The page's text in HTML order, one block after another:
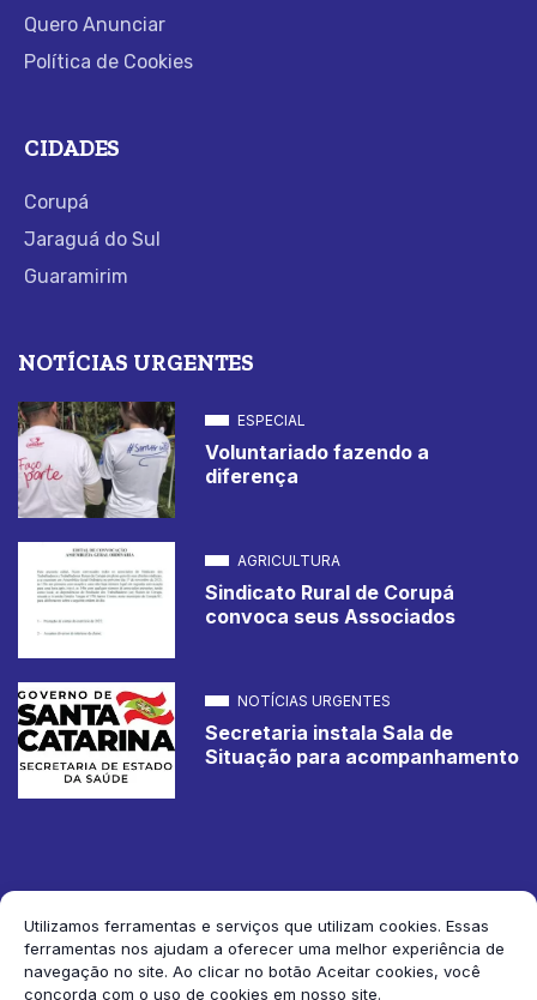
Utilizamos ferramentas e serviços que utilizam cookies. Essas
ferramentas nos ajudam a oferecer uma melhor experiência de
navegação no site. Ao clicar no botão Aceitar cookies, você
concorda com o uso de cookies em nosso site.
Quero Anunciar
Política de Cookies
CIDADES
Corupá
Jaraguá do Sul
Guaramirim
NOTÍCIAS URGENTES
ESPECIAL
Voluntariado fazendo a
diferença
AGRICULTURA
Sindicato Rural de Corupá
convoca seus Associados
NOTÍCIAS URGENTES
Secretaria instala Sala de
Situação para acompanhamento
2026 Jornal de Corupá. Todos os direitos reservados.